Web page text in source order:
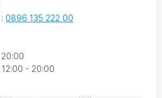
: 0896 135 222 00
20:00
12:00 - 20:00